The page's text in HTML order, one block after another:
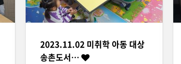
2023.11.02 미취학 아동 대상
송촌도서…